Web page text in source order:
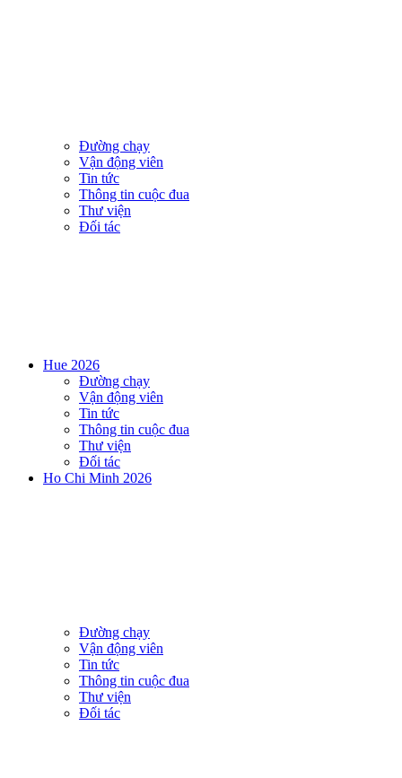
Đường chạy
Vận động viên
Tin tức
Thông tin cuộc đua
Thư viện
Đối tác
Hue 2026
Đường chạy
Vận động viên
Tin tức
Thông tin cuộc đua
Thư viện
Đối tác
Ho Chi Minh 2026
Đường chạy
Vận động viên
Tin tức
Thông tin cuộc đua
Thư viện
Đối tác